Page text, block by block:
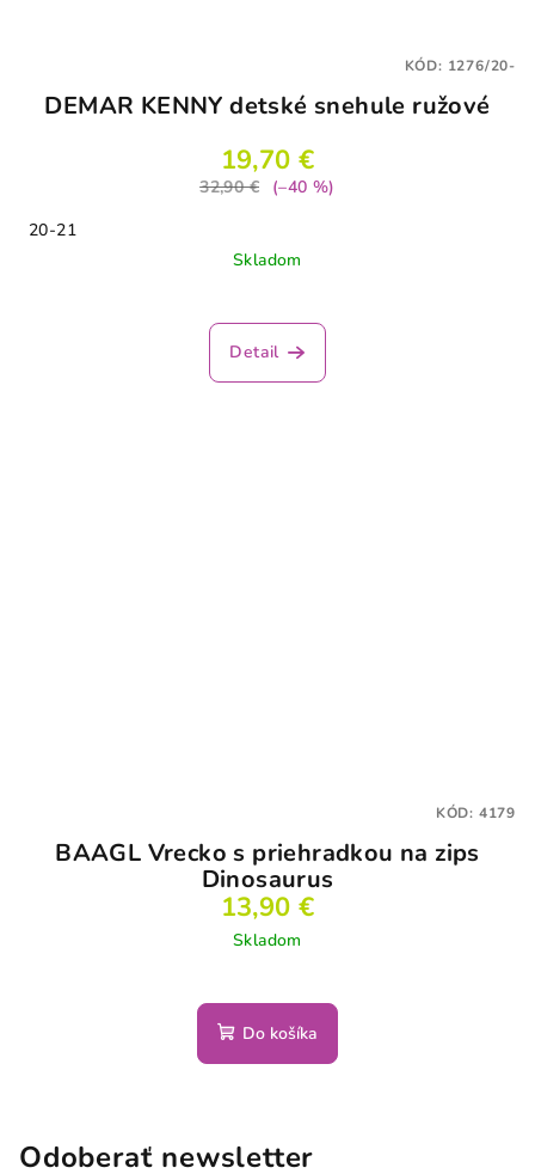
DEMAR KENNY detské snehule ružové
19,70 €
32,90 €
(–40 %)
20-21
Skladom
Detail
KÓD: 1276/20-
BAAGL Vrecko s priehradkou na zips
Dinosaurus
13,90 €
Skladom
Do košíka
KÓD: 4179
Odoberať newsletter